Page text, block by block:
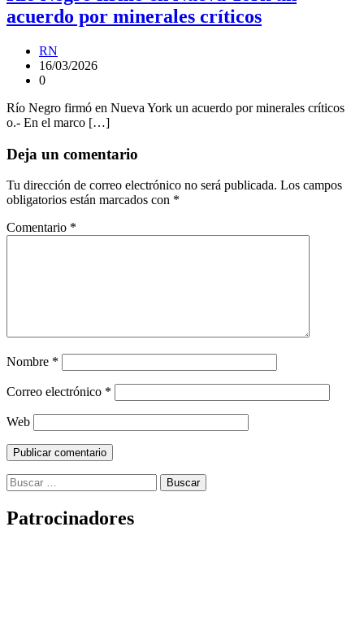
acuerdo por minerales críticos
RN
16/03/2026
0
Río Negro firmó en Nueva York un acuerdo por minerales críticos
o.- En el marco […]
Deja un comentario
Tu dirección de correo electrónico no será publicada. Los campos
obligatorios están marcados con *
Comentario *
Nombre *
Correo electrónico *
Web
Buscar:
Patrocinadores